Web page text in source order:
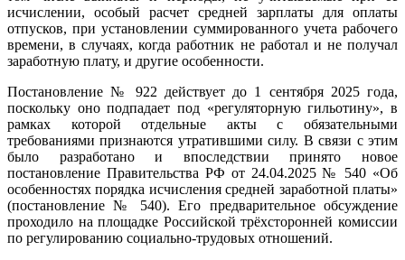
исчислении, особый расчет средней зарплаты для оплаты
отпусков, при установлении суммированного учета рабочего
времени, в случаях, когда работник не работал и не получал
заработную плату, и другие особенности.
Постановление № 922 действует до 1 сентября 2025 года,
поскольку оно подпадает под «регуляторную гильотину», в
рамках которой отдельные акты с обязательными
требованиями признаются утратившими силу. В связи с этим
было разработано и впоследствии принято новое
постановление Правительства РФ от 24.04.2025 № 540 «Об
особенностях порядка исчисления средней заработной платы»
(постановление № 540). Его предварительное обсуждение
проходило на площадке Российской трёхсторонней комиссии
по регулированию социально-трудовых отношений.